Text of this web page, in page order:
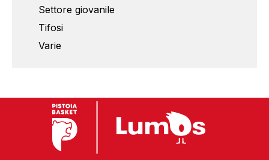
Settore giovanile
Tifosi
Varie